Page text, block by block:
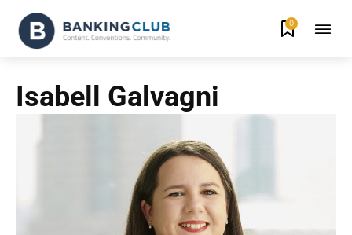
0
Isabell Galvagni